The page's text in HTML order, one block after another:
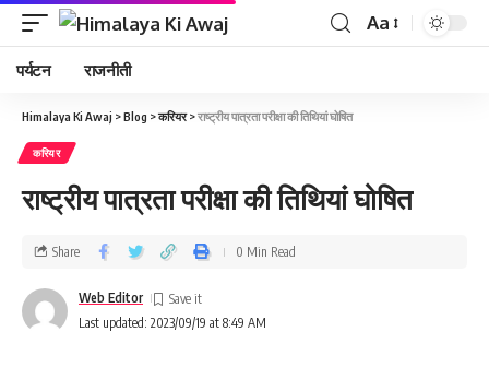
Aa
पर्यटन राजनीती
Himalaya Ki Awaj >Blog >करियर>राष्ट्रीय पात्रता परीक्षा की तिथियां घोषित
करियर
राष्ट्रीय पात्रता परीक्षा की तिथियां घोषित
Last updated: 2023/09/19 at 8:49 AM
Web Editor
Share 0 Min Read